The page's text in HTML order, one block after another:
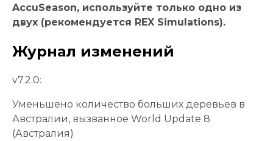
AccuSeason, используйте только одно из
двух (рекомендуется REX Simulations).
Журнал изменений
v7.2.0:
Уменьшено количество больших деревьев в
Австралии, вызванное World Update 8
(Австралия)